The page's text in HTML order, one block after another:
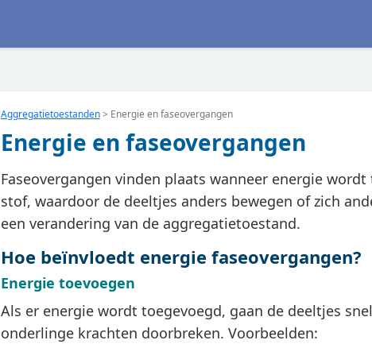
Aggregatietoestanden> Energie en faseovergangen
Energie en faseovergangen
Faseovergangen vinden plaats wanneer energie
stof, waardoor de deeltjes anders bewegen of zich
een verandering van de aggregatietoestand.
Hoe beïnvloedt energie faseovergangen?
Energie toevoegen
Als er energie wordt toegevoegd, gaan de deeltjes
onderlinge krachten doorbreken. Voorbeelden: